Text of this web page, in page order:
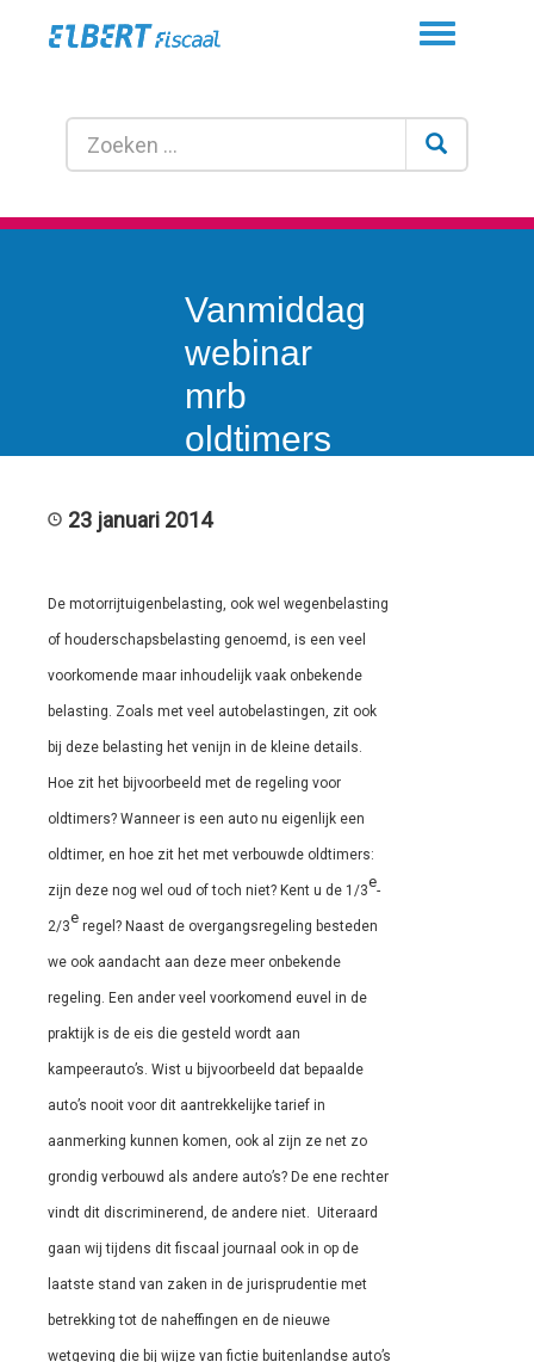
Toggle
Vanmiddag
webinar
mrb
oldtimers
rariteiten
23 januari 2014
De motorrijtuigenbelasting, ook wel wegenbelasting
of houderschapsbelasting genoemd, is een veel
voorkomende maar inhoudelijk vaak onbekende
belasting. Zoals met veel autobelastingen, zit ook
bij deze belasting het venijn in de kleine details.
Hoe zit het bijvoorbeeld met de regeling voor
oldtimers? Wanneer is een auto nu eigenlijk een
oldtimer, en hoe zit het met verbouwde oldtimers:
zijn deze nog wel oud of toch niet? Kent u de 1/3e-
2/3e regel? Naast de overgangsregeling besteden
we ook aandacht aan deze meer onbekende
regeling. Een ander veel voorkomend euvel in de
praktijk is de eis die gesteld wordt aan
kampeerauto’s. Wist u bijvoorbeeld dat bepaalde
auto’s nooit voor dit aantrekkelijke tarief in
aanmerking kunnen komen, ook al zijn ze net zo
grondig verbouwd als andere auto’s? De ene rechter
vindt dit discriminerend, de andere niet. Uiteraard
gaan wij tijdens dit fiscaal journaal ook in op de
laatste stand van zaken in de jurisprudentie met
betrekking tot de naheffingen en de nieuwe
wetgeving die bij wijze van fictie buitenlandse auto’s